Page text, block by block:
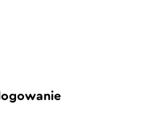
logowanie